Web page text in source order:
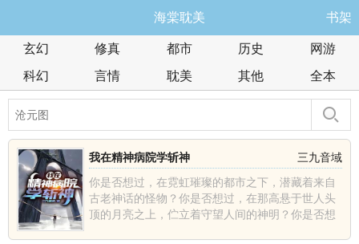
海棠耽美 书架
玄幻 修真 都市 历史
网游
科幻
言情 耽美 其他 全本
三九音域
我在精神病院学斩神
你是否想过，在霓虹璀璨的都市之下，潜藏着来自
古老神话的怪物？你是否想过，在那高悬于世人头
顶的月亮之上，伫立着守望人间的神明？你是否想